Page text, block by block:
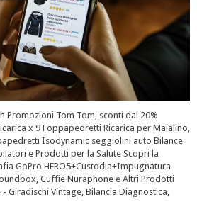
Promozioni Tom Tom, sconti dal 20%
x 9 Foppapedretti Ricarica per Maialino,
Isodynamic seggiolini auto Bilance
e Prodotti per la Salute Scopri la
GoPro HERO5+Custodia+Impugnatura
Cuffie Nuraphone e Altri Prodotti
Giradischi Vintage, Bilancia Diagnostica,